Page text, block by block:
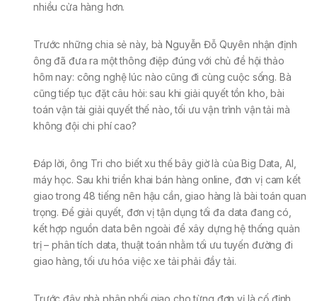
nhiều cửa hàng hơn.
Trước những chia sẻ này, bà Nguyễn Đỗ Quyên nhận định
ông đã đưa ra một thông điệp đúng với chủ đề hội thảo
hôm nay: công nghệ lúc nào cũng đi cùng cuộc sống. Bà
cũng tiếp tục đặt câu hỏi: sau khi giải quyết tồn kho, bài
toán vận tải giải quyết thế nào, tối ưu vận trình vận tải mà
không đội chi phí cao?
Đáp lời, ông Tri cho biết xu thế bây giờ là của Big Data, AI,
máy học. Sau khi triển khai bán hàng online, đơn vị cam kết
giao trong 48 tiếng nên hậu cần, giao hàng là bài toán quan
trọng. Để giải quyết, đơn vị tận dụng tối đa data đang có,
kết hợp nguồn data bên ngoài để xây dựng hệ thống quản
trị – phân tích data, thuật toán nhằm tối ưu tuyến đường đi
giao hàng, tối ưu hóa việc xe tải phải đầy tải.